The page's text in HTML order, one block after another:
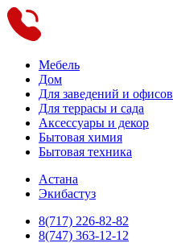
Мебель
Дом
Для заведений и офисов
Для террасы и сада
Аксессуары и декор
Бытовая химия
Бытовая техника
Астана
Экибастуз
8(717) 226-82-82
8(747) 363-12-12